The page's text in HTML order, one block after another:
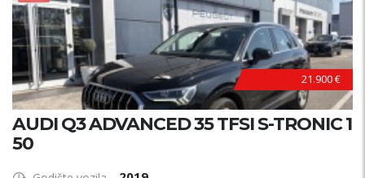
21.900 €
AUDI Q3 ADVANCED 35 TFSI S-TRONIC 1
50